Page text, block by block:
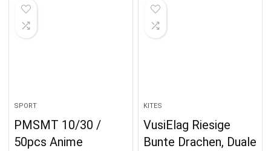
SPORT
PMSMT 10/30 /
50pcs Anime
KITES
VusiElag Riesige
Bunte Drachen, Duale